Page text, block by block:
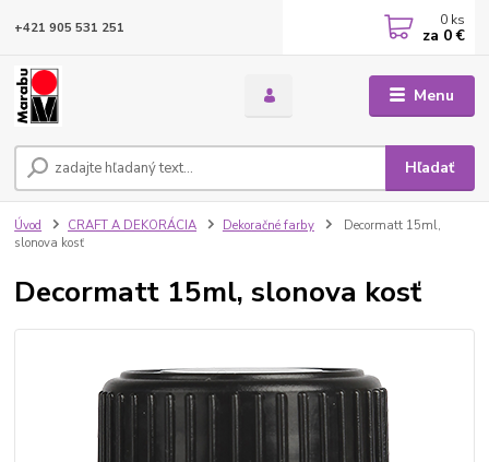
Menu
Hľadať
+421 905 531 251 0 ks
za 0 €
Úvod CRAFT A DEKORÁCIA Dekoračné farby
Decormatt 15ml,
slonova kosť
Decormatt 15ml, slonova kosť